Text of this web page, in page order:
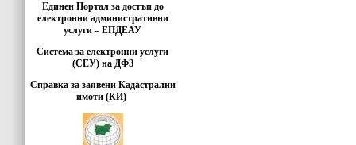
Единен Портал за достъп до
електронни административни
услуги – ЕПДЕАУ
Система за електронни услуги
(СЕУ) на ДФЗ
Справка за заявени Кадастрални
имоти (КИ)